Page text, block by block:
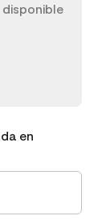
disponible
en